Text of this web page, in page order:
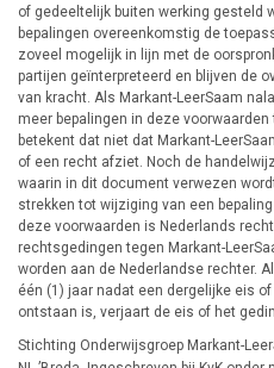
of gedeeltelijk buiten werking gesteld
bepalingen overeenkomstig de
zoveel mogelijk in lijn met de
partijen geïnterpreteerd en blijven de
van kracht. Als Markant-LeerSaam
meer bepalingen in deze
betekent dat niet dat Markant-
of een recht afziet. Noch de
waarin in dit document verwezen
strekken tot wijziging van een
deze voorwaarden is Nederlands
rechtsgedingen tegen Markant-
worden aan de Nederlandse rechter.
één (1) jaar nadat een dergelijke eis
ontstaan is, verjaart de eis of het
Stichting Onderwijsgroep Markant-